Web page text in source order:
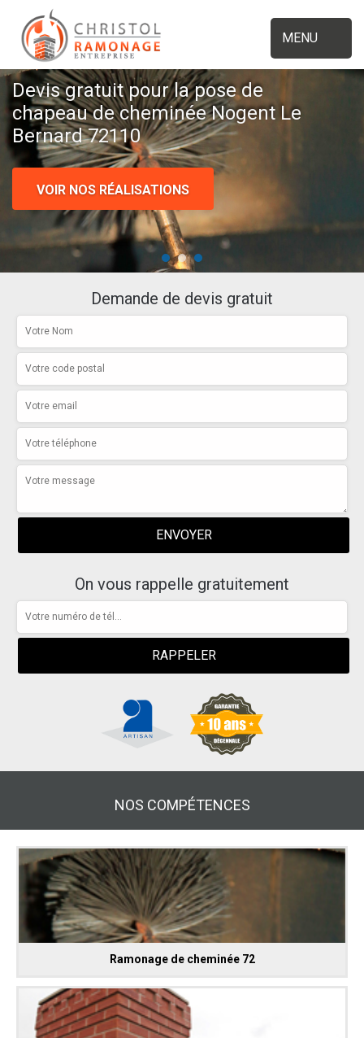
MENU
Devis gratuit pour la pose de
chapeau de cheminée Nogent Le
Bernard 72110
VOIR NOS RÉALISATIONS
Demande de devis gratuit
On vous rappelle gratuitement
NOS COMPÉTENCES
Ramonage de cheminée 72